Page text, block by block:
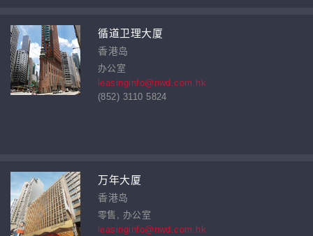
循道卫理大厦
香港岛
办公室
leasinginfo@nwd.com.hk
(852) 3110 5824
万年大厦
香港岛
零售, 办公室
leasinginfo@nwd.com.hk